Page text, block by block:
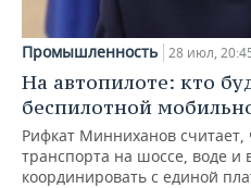
Промышленность 28 июл,
На автопилоте: кто
беспилотной
Рифкат Минниханов
транспорта на шоссе, воде и
координировать с единой